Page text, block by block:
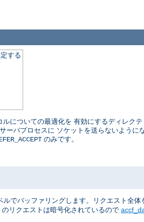
する
についての最適化を 有効にするディレク
バプロセスに ソケットを送らないよう
のみです。
でバッファリングします。リクエスト全
リクエストは暗号化されているので